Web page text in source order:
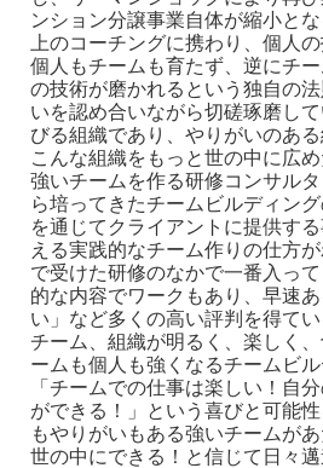
ンション分譲事業自体が縮小と
上のコーチングに携わり、個人
個人もチームも育たず、逆にチ
の技術が磨かれるという独自の法
いを認め合いながら切磋琢磨し
びる組織であり、やりがいのある
こんな組織をもっと世の中に広め
強いチームを作る研修コンサル
ら培ってきたチームビルディン
を通じてクライアントに提供す
える実践的なチーム作りの仕方
で受けた研修のなかで一番入っ
的な内容でワークもあり、早速
い」など多くの高い評判を得て
チーム、組織が明るく、楽しく
ームも個人も強くなるチームビ
「チームでの仕事は楽しい！自
ができる！」という喜びと可能
もやりがいもある強いチームが
世の中にできる！と信じて日々邁